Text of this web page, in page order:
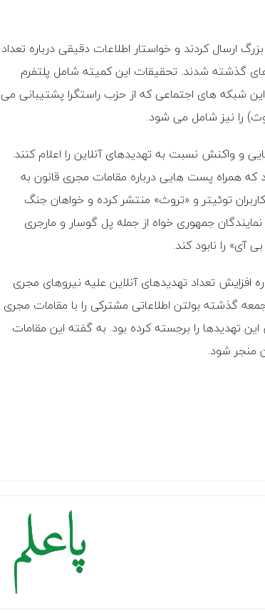
روز گذشته نامه ای به ۸ شبکه اجتماعی بزرگ ارسال کردند و خواستار اطلاعات دقیقی درباره تعداد
گذشته شدند. تحقیقات این کمیته شامل پلتفرم
شبکه های اجتماعی که از حزب راستگرا پشتیبانی می
و واکنش نسبت به تهدیدهای آنلاین را اعلام کنند.
که همراه پست هایی درباره مقامات مجری قانون به
توئیتر و «تروث» منتشر کرده و خواهان جنگ
جمهوری خواه از جمله پل گوسار و مارجری
آی» را نابود کند.
افزایش تعداد تهدیدهای آنلاین علیه نیروهای مجری
گذشته بولتن اطلاعاتی مشترکی را با مقامات مجری
تهدیدها را برجسته کرده بود. به گفته این مقامات
منجر شود.